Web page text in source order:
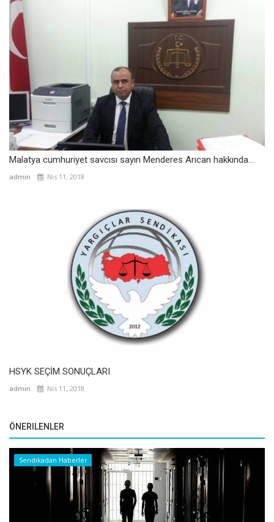
Malatya cumhuriyet savcısı sayın Menderes Arıcan hakkında...
admin Nis 11, 2018
HSYK SEÇİM SONUÇLARI
admin Nis 11, 2018
ÖNERILENLER
Sendikadan Haberler